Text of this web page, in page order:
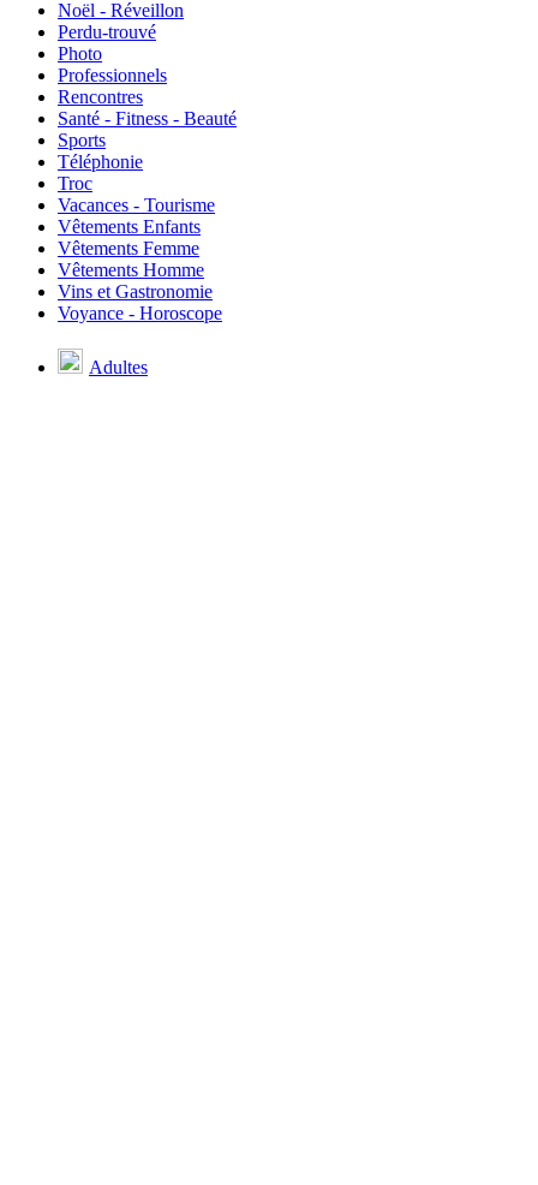
Noël - Réveillon
Perdu-trouvé
Photo
Professionnels
Rencontres
Santé - Fitness - Beauté
Sports
Téléphonie
Troc
Vacances - Tourisme
Vêtements Enfants
Vêtements Femme
Vêtements Homme
Vins et Gastronomie
Voyance - Horoscope
Adultes